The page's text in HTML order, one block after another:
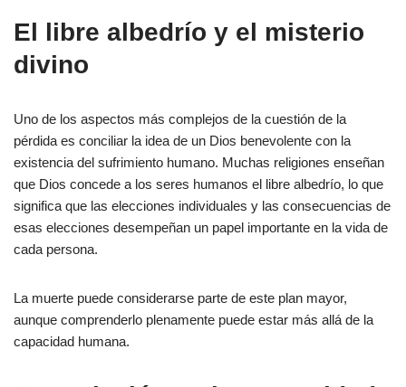
El libre albedrío y el misterio
divino
Uno de los aspectos más complejos de la cuestión de la
pérdida es conciliar la idea de un Dios benevolente con la
existencia del sufrimiento humano. Muchas religiones enseñan
que Dios concede a los seres humanos el libre albedrío, lo que
significa que las elecciones individuales y las consecuencias de
esas elecciones desempeñan un papel importante en la vida de
cada persona.
La muerte puede considerarse parte de este plan mayor,
aunque comprenderlo plenamente puede estar más allá de la
capacidad humana.